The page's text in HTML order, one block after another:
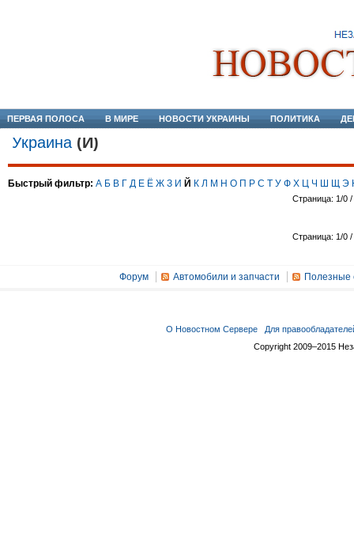
ПЕРВАЯ ПОЛОСА В МИРЕ НОВОСТИ УКРАИНЫ ПОЛИТИКА
Украина (Й)
Быстрый фильтр: А Б В Г Д Е Ё Ж З И Й К Л М Н О П Р С Т У Ф Х Ц Ч Ш Щ Э
Страница: 1/0 /
Страница: 1/0 /
Форум Автомобили и запчасти Полезные
О Новостном Сервере
Для
Copyright 2009–2015